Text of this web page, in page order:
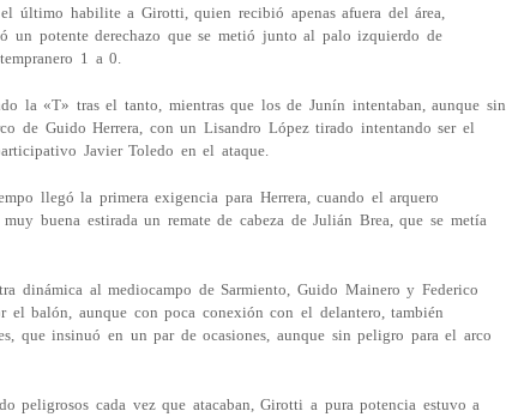
último habilite a Girotti, quien recibió apenas afuera del área,
un potente derechazo que se metió junto al palo izquierdo de
1 a 0.
la «T» tras el tanto, mientras que los de Junín intentaban, aunque sin
de Guido Herrera, con un Lisandro López tirado intentando ser el
Javier Toledo en el ataque.
llegó la primera exigencia para Herrera, cuando el arquero
buena estirada un remate de cabeza de Julián Brea, que se metía
dinámica al mediocampo de Sarmiento, Guido Mainero y Federico
el balón, aunque con poca conexión con el delantero, también
que insinuó en un par de ocasiones, aunque sin peligro para el arco
peligrosos cada vez que atacaban, Girotti a pura potencia estuvo a